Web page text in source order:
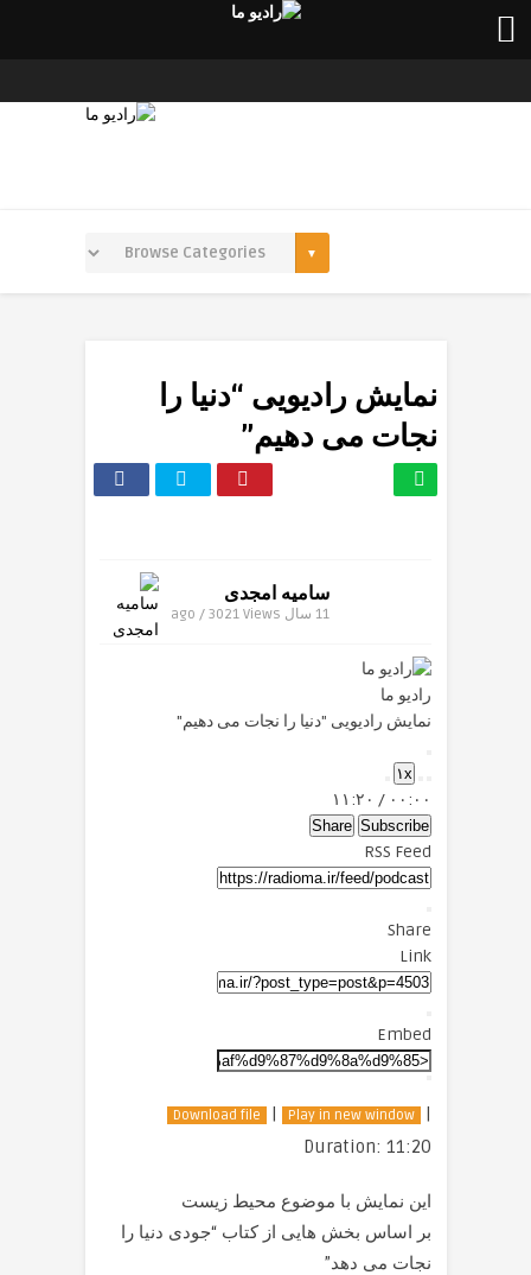
نمایش رادیویی “دنیا را
نجات می دهیم”
سامیه امجدی
11 سال ago / 3021 Views
رادیو ما
نمایش رادیویی "دنیا را نجات می دهیم"
Play
Episode
Mute/Unmute
Episode
Rewind
10
Seconds
۱x
Forward
30
seconds
۰۰:۰۰ / ۱۱:۲۰
Subscribe
Share
RSS Feed
Share
Link
Embed
Download file | Play in new window
|
Duration: 11:20
این نمایش با موضوع محیط زیست
بر اساس بخش هایی از کتاب “جودی دنیا را
نجات می دهد”